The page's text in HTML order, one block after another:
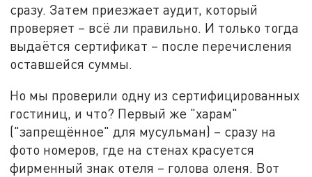
сразу. Затем приезжает аудит, который
проверяет – всё ли правильно. И только тогда
выдаётся сертификат – после перечисления
оставшейся суммы.
Но мы проверили одну из сертифицированных
гостиниц, и что? Первый же "харам"
("запрещённое" для мусульман) – сразу на
фото номеров, где на стенах красуется
фирменный знак отеля – голова оленя. Вот